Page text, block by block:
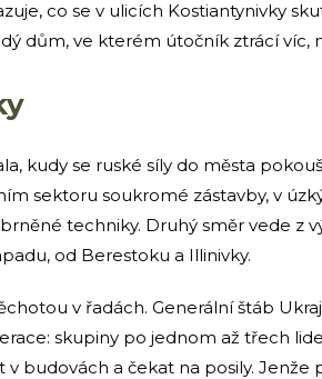
co se v ulicích Kostiantynivky
dům, ve kterém útočník ztrácí víc,
kudy se ruské síly do města
sektoru soukromé zástavby, v
techniky. Druhý směr vede z
od Berestoku a Illinivky.
v řadách. Generální štáb
skupiny po jednom až třech
budovách a čekat na posily. Jenže